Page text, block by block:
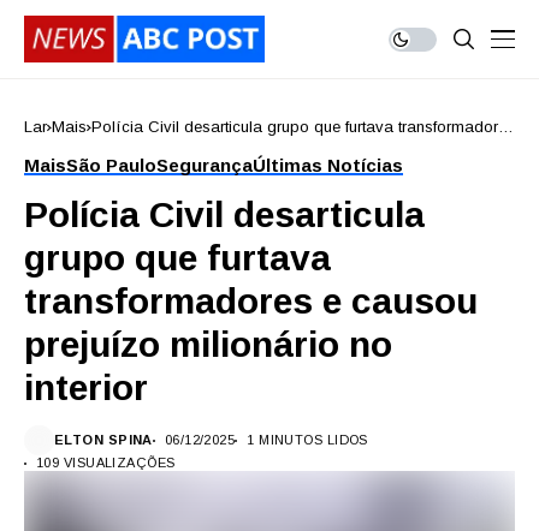
Lar Mais Polícia Civil desarticula grupo que furtava transformadores
MaisSão PauloSegurançaÚltimas Notícias
Polícia Civil desarticula
grupo que furtava
transformadores e causou
prejuízo milionário no
interior
ELTON SPINA 06/12/2025
1 MINUTOS LIDOS
109 VISUALIZAÇÕES